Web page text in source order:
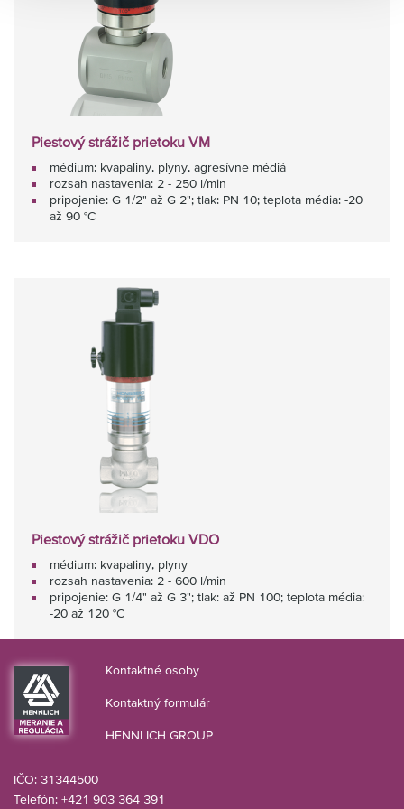
Piestový strážič prietoku VM
médium: kvapaliny, plyny, agresívne médiá
rozsah nastavenia: 2 - 250 l/min
pripojenie: G 1/2" až G 2"; tlak: PN 10; teplota média: -20
až 90 °C
Piestový strážič prietoku VDO
médium: kvapaliny, plyny
rozsah nastavenia: 2 - 600 l/min
pripojenie: G 1/4" až G 3"; tlak: až PN 100; teplota média:
-20 až 120 °C
Kontaktné osoby
Kontaktný formulár
HENNLICH GROUP
IČO: 31344500
Telefón: +421 903 364 391